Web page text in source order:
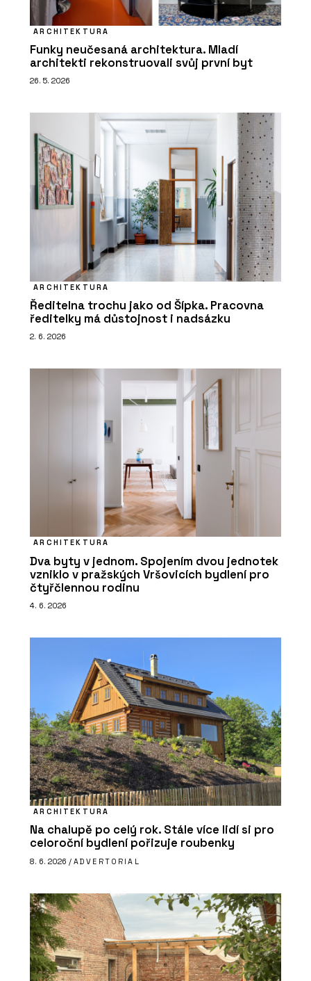
ARCHITEKTURA
Funky neučesaná architektura. Mladí
architekti rekonstruovali svůj první byt
26. 5. 2026
ARCHITEKTURA
Ředitelna trochu jako od Šípka. Pracovna
ředitelky má důstojnost i nadsázku
2. 6. 2026
ARCHITEKTURA
Dva byty v jednom. Spojením dvou jednotek
vzniklo v pražských Vršovicích bydlení pro
čtyřčlennou rodinu
4. 6. 2026
ARCHITEKTURA
Na chalupě po celý rok. Stále více lidí si pro
celoroční bydlení pořizuje roubenky
8. 6. 2026 / ADVERTORIAL